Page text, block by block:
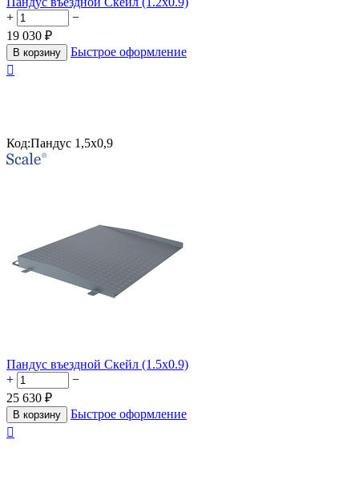
+
−
19 030 ₽
В корзину
Быстрое оформление

Код:Пандус 1,5х0,9
Пандус въездной Скейл (1.5х0.9)
+
−
25 630 ₽
В корзину
Быстрое оформление
